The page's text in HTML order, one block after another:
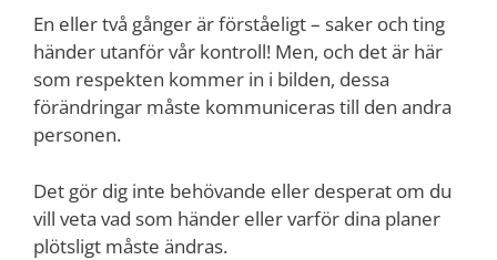
En eller två gånger är förståeligt – saker och ting
händer utanför vår kontroll! Men, och det är här
som respekten kommer in i bilden, dessa
förändringar måste kommuniceras till den andra
personen.
Det gör dig inte behövande eller desperat om du
vill veta vad som händer eller varför dina planer
plötsligt måste ändras.